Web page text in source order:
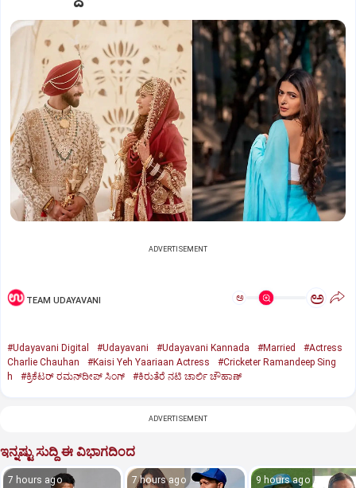
ADVERTISEMENT
TEAM UDAYAVANI ಅ ಅ
#Udayavani Digital #Udayavani #Udayavani Kannada #Married
#Actress
Charlie Chauhan
#Kaisi Yeh Yaariaan Actress
#Cricketer Ramandeep Sing
h
#ಕ್ರಿಕೆಟರ್‌ ರಮನ್‌ದೀಪ್‌ ಸಿಂಗ್ #ಕಿರುತೆರೆ ನಟಿ ಚಾರ್ಲಿ ಚೌಹಾಣ್
ADVERTISEMENT
ಇನ್ನಷ್ಟು ಸುದ್ದಿ ಈ ವಿಭಾಗದಿಂದ
7 hours ago 7 hours ago 9 hours ago